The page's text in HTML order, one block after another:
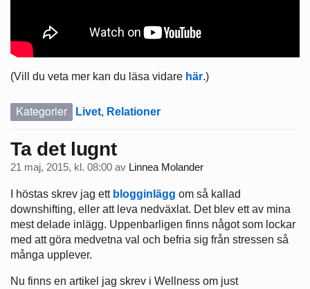
(Vill du veta mer kan du läsa vidare här.)
Kategorier Livet, Relationer
Ta det lugnt
21 maj, 2015, kl. 08:00 av Linnea Molander
I höstas skrev jag ett blogginlägg om så kallad
downshifting, eller att leva nedväxlat. Det blev ett av mina
mest delade inlägg. Uppenbarligen finns något som lockar
med att göra medvetna val och befria sig från stressen så
många upplever.
Nu finns en artikel jag skrev i Wellness om just